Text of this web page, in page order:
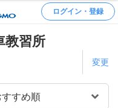
ログイン・登録
教習所
変更